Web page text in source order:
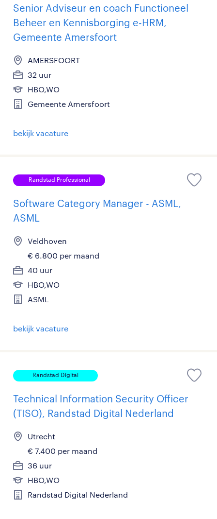
Senior Adviseur en coach Functioneel
Beheer en Kennisborging e-HRM,
Gemeente Amersfoort
AMERSFOORT
32 uur
HBO,WO
Gemeente Amersfoort
bekijk vacature
Randstad Professional
Software Category Manager - ASML,
ASML
Veldhoven
€ 6.800 per maand
40 uur
HBO,WO
ASML
bekijk vacature
Randstad Digital
Technical Information Security Officer
(TISO), Randstad Digital Nederland
Utrecht
€ 7.400 per maand
36 uur
HBO,WO
Randstad Digital Nederland